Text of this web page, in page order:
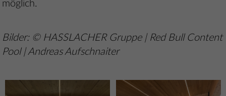
möglich.
Bilder: © HASSLACHER Gruppe | Red Bull Content
Pool | Andreas Aufschnaiter